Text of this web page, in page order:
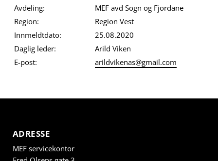
Avdeling:
MEF avd Sogn og Fjordane
Region:
Region Vest
Innmeldtdato:
25.08.2020
Daglig leder:
Arild Viken
E-post:
arildvikenas@gmail.com
ADRESSE
MEF servicekontor